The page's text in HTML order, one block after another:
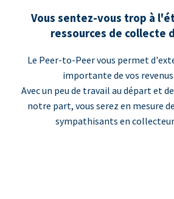
Vous sentez-vous trop à
ressources de collecte
Le Peer-to-Peer vous permet
importante de vos
Avec un peu de travail au départ et
notre part, vous serez en mesure
sympathisants en